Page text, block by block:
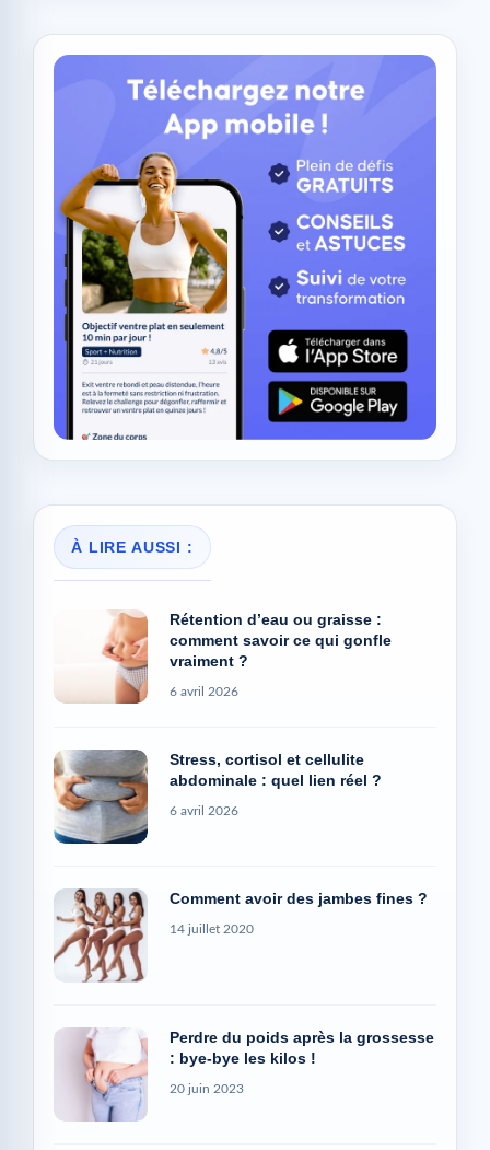
À LIRE AUSSI :
Rétention d’eau ou graisse :
comment savoir ce qui gonfle
vraiment ?
6 avril 2026
Stress, cortisol et cellulite
abdominale : quel lien réel ?
6 avril 2026
Comment avoir des jambes fines ?
14 juillet 2020
Perdre du poids après la grossesse
: bye-bye les kilos !
20 juin 2023